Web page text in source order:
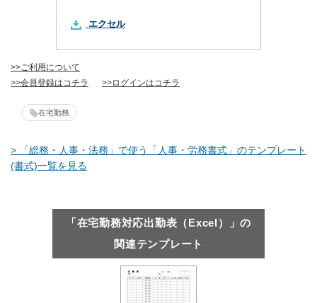
エクセル
>>ご利用について
>>会員登録はコチラ
>>ログインはコチラ
在宅勤務
> 「総務・人事・法務」で使う「人事・労務書式」のテンプレート
(書式)一覧を見る
「在宅勤務対応出勤表（Excel）」の
関連テンプレート